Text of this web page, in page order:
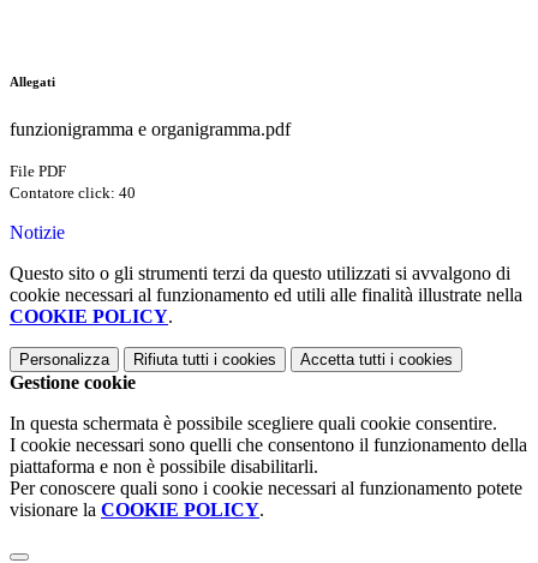
Allegati
funzionigramma e organigramma.pdf
File PDF
Contatore click: 40
Notizie
Questo sito o gli strumenti terzi da questo utilizzati si avvalgono di
cookie necessari al funzionamento ed utili alle finalità illustrate nella
COOKIE POLICY.
Personalizza Rifiuta tutti i cookies Accetta tutti i cookies
Gestione cookie
In questa schermata è possibile scegliere quali cookie consentire.
I cookie necessari sono quelli che consentono il funzionamento della
piattaforma e non è possibile disabilitarli.
Per conoscere quali sono i cookie necessari al funzionamento potete
visionare la COOKIE POLICY.